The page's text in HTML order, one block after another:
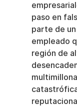
paso en
parte de
empleado
región de